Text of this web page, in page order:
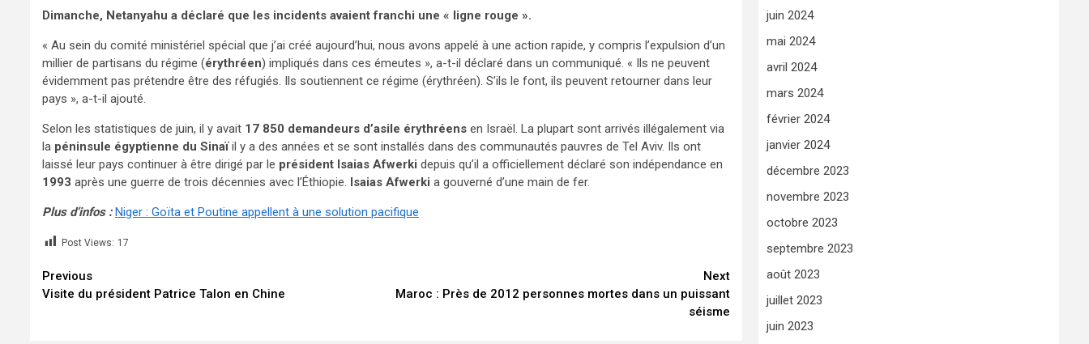
Dimanche, Netanyahu a déclaré que les incidents avaient franchi une « ligne rouge ».
« Au sein du comité ministériel spécial que j’ai créé aujourd’hui, nous avons appelé à une action rapide, y compris l’expulsion d’un
millier de partisans du régime (érythréen) impliqués dans ces émeutes », a-t-il déclaré dans un communiqué. « Ils ne peuvent
évidemment pas prétendre être des réfugiés. Ils soutiennent ce régime (érythréen). S’ils le font, ils peuvent retourner dans leur
pays », a-t-il ajouté.
Selon les statistiques de juin, il y avait 17 850 demandeurs d’asile érythréens en Israël. La plupart sont arrivés illégalement via
la péninsule égyptienne du Sinaïil y a des années et se sont installés dans des communautés pauvres de Tel Aviv. Ils ont
laissé leur pays continuer à être dirigé par le président Isaias Afwerki depuis qu’il a officiellement déclaré son indépendance en
1993 après une guerre de trois décennies avec l’Éthiopie. Isaias Afwerki a gouverné d’une main de fer.
Plus d’infos :Niger : Goïta et Poutine appellent à une solution pacifique
Post Views: 17
Continue
Reading
Previous
Visite du président Patrice Talon en Chine
Next
Maroc : Près de 2012 personnes mortes dans un puissant
séisme
juin 2024
mai 2024
avril 2024
mars 2024
février 2024
janvier 2024
décembre 2023
novembre 2023
octobre 2023
septembre 2023
août 2023
juillet 2023
juin 2023